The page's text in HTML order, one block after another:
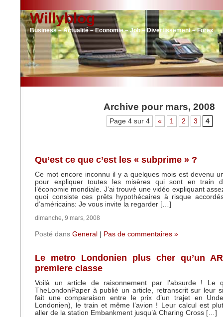
Willyblog
Business – Actualité – Economie – Job – Divertissement – Forex
Archive pour mars, 2008
Page 4 sur 4 « 1 2 3 4
Qu’est ce que c’est les « subprime » ?
Ce mot encore inconnu il y a quelques mois est devenu
pour expliquer toutes les misères qui sont en train
l’économie mondiale. J’ai trouvé une vidéo expliquant
quoi consiste ces prêts hypothécaires à risque
d’américains: Je vous invite la regarder […]
dimanche, 9 mars, 2008
Posté dans General Pas de commentaires »
Le metro Londonien plus cher qu’un
premiere classe
Voilà un article de raisonnement par l’absurde ! Le
TheLondonPaper à publié un article, retranscrit sur leur
fait une comparaison entre le prix d’un trajet en
Londonien), le train et même l’avion ! Leur calcul est
aller de la station Embankment jusqu’à Charing Cross […]